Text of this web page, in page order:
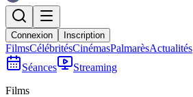
Connexion Inscription
FilmsCélébritésCinémasPalmarèsActualités
Séances
Streaming
Films